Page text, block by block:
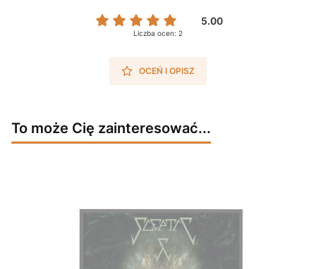
5.00
Liczba ocen: 2
OCEŃ I OPISZ
To może Cię zainteresować...